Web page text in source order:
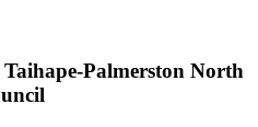
Palmerston North